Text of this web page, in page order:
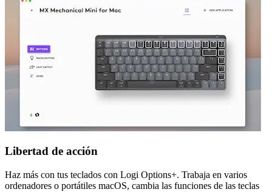
Libertad de acción
Haz más con tus teclados con Logi Options+. Trabaja en varios
ordenadores o portátiles macOS, cambia las funciones de las teclas